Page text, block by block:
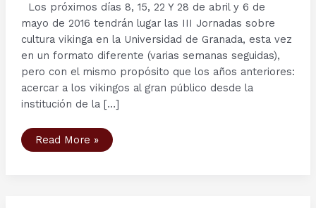
Los próximos días 8, 15, 22 Y 28 de abril y 6 de
mayo de 2016 tendrán lugar las III Jornadas sobre
cultura vikinga en la Universidad de Granada, esta vez
en un formato diferente (varias semanas seguidas),
pero con el mismo propósito que los años anteriores:
acercar a los vikingos al gran público desde la
institución de la […]
III
Jornadas
Read More »